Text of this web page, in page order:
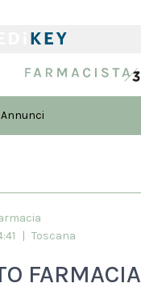
Annunci
| Toscana
FARMACIA